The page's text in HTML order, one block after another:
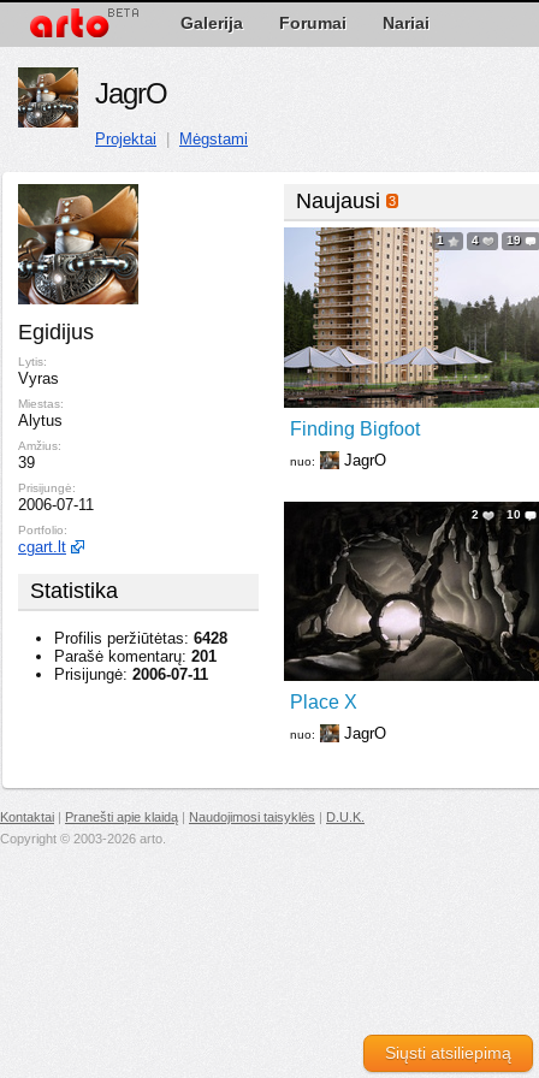
Galerija Forumai Nariai
Siųsti atsiliepimą
JagrO
Projektai Mėgstami
Egidijus
Lytis:
Vyras
Miestas:
Alytus
Amžius:
39
Prisijungė:
2006-07-11
Portfolio:
cgart.lt
Statistika
Profilis peržiūtėtas: 6428
Parašė komentarų: 201
Prisijungė: 2006-07-11
Naujausi 3
1 4 19
Finding Bigfoot
nuo: JagrO
2 10
Place X
nuo: JagrO
Kontaktai | Pranešti apie klaidą | Naudojimosi taisyklės | D.U.K.
Copyright © 2003-2026 arto.